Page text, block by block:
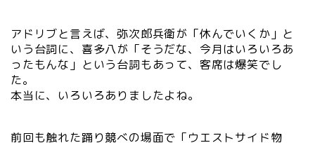
アドリブと言えば、弥次郎兵衛が「休んでいくか」と
いう台詞に、喜多八が「そうだな、今月はいろいろあ
ったもんな」という台詞もあって、客席は爆笑でし
た。
本当に、いろいろありましたよね。
前回も触れた踊り競べの場面で「ウエストサイド物